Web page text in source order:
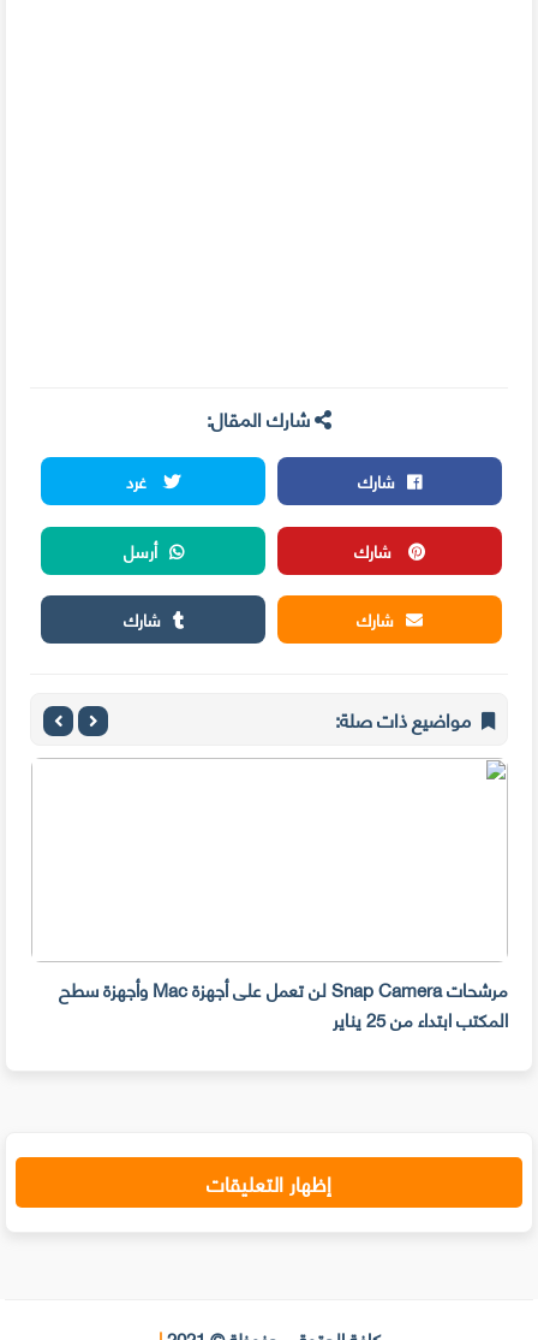
شارك المقال:
شارك
غرد
شارك
أرسل
شارك
شارك
مواضيع ذات صلة:
مرشحات Snap Camera لن تعمل على أجهزة Mac وأجهزة سطح
المكتب ابتداء من 25 يناير
إظهار التعليقات